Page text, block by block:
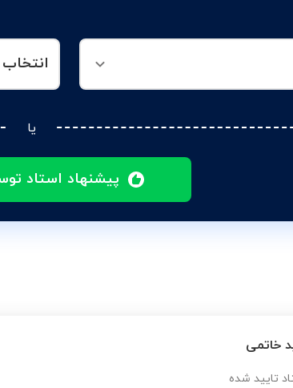
یا
پیشنهاد استاد
خاتمی
تایید شده